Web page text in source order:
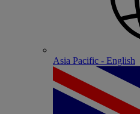
Asia Pacific - English